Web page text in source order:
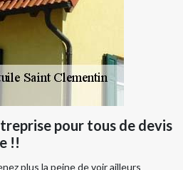
pour tous de devis
!!
plus la peine de voir ailleurs